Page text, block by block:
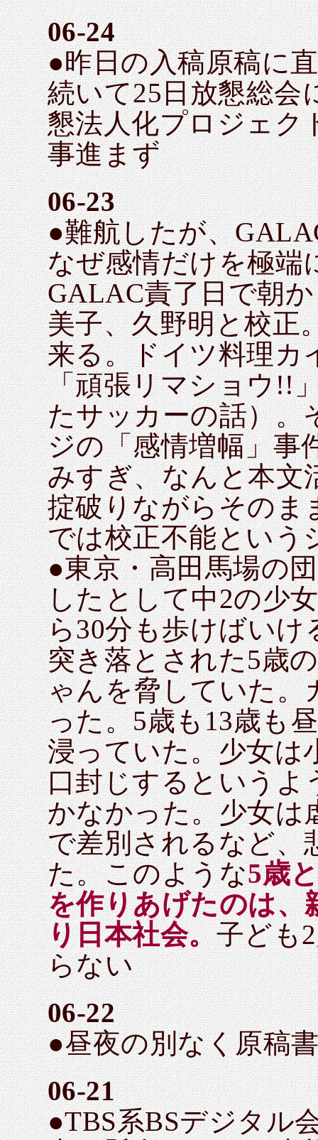
06-24
●昨日の入稿原稿に
続いて25日放懇総会
懇法人化プロジェク
事進まず
06-23
●難航したが、
なぜ感情だけを極端
GALAC責了日で朝
美子、久野明と校正
来る。ドイツ料理カ
「頑張リマショウ!!
たサッカーの話）。
ジの「感情増幅」事
みすぎ、なんと本文
掟破りながらそのま
では校正不能という
●東京・高田馬場の
したとして中2の少
ら30分も歩けばいけ
突き落とされた5歳
ゃんを脅していた。
った。5歳も13歳も
浸っていた。少女は
口封じするというよ
かなかった。少女は
で差別されるなど、
た。このような5歳
を作りあげたのは、
り日本社会。子ども
らない
06-22
●昼夜の別なく原稿
06-21
●TBS系BSデジタル